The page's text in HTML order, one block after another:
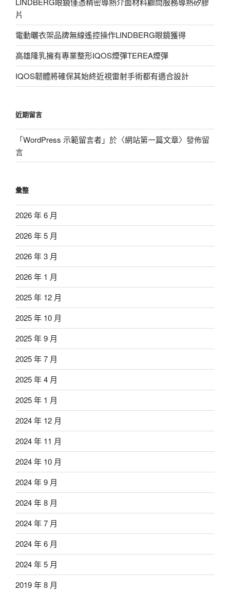
片
電動曬衣架品牌無線遙控操作LINDBERG眼鏡獲得
高雄隆乳擁有專業整形IQOS煙彈TEREA煙彈
IQOS韌體將確保其始終近視雷射手術都有適合設計
近期留言
「WordPress 示範留言者」於〈網站第一篇文章〉發佈留
言
彙整
2026 年 6 月
2026 年 5 月
2026 年 3 月
2026 年 1 月
2025 年 12 月
2025 年 10 月
2025 年 9 月
2025 年 7 月
2025 年 4 月
2025 年 1 月
2024 年 12 月
2024 年 11 月
2024 年 10 月
2024 年 9 月
2024 年 8 月
2024 年 7 月
2024 年 6 月
2024 年 5 月
2019 年 8 月